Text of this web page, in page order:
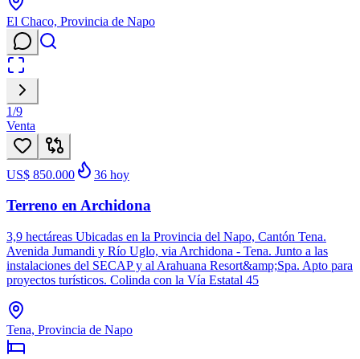
El Chaco, Provincia de Napo
1/9
Venta
US$ 850.000 36 hoy
Terreno en Archidona
3,9 hectáreas Ubicadas en la Provincia del Napo, Cantón Tena.
Avenida Jumandi y Río Uglo, via Archidona - Tena. Junto a las
instalaciones del SECAP y al Arahuana Resort&amp;Spa. Apto para
proyectos turísticos. Colinda con la Vía Estatal 45
Tena, Provincia de Napo